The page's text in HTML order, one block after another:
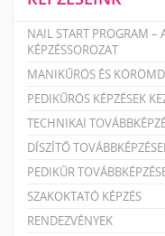
NAIL START PROGRAM
KÉPZÉSSOROZAT
MANIKŰRÖS ÉS
PEDIKŰRÖS KÉPZÉSEK
TECHNIKAI
DÍSZÍTŐ
PEDIKŰR
SZAKOKTATÓ KÉPZÉS
RENDEZVÉNYEK